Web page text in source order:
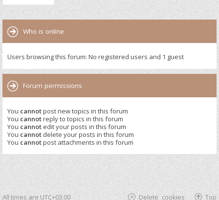
Who is online
Users browsing this forum: No registered users and 1 guest
Forum permissions
You cannotpost new topics in this forum
You cannotreply to topics in this forum
You cannot edit your posts in this forum
You cannot delete your posts in this forum
You cannotpost attachments in this forum
All times areUTC+03:00 Top
Delete cookies